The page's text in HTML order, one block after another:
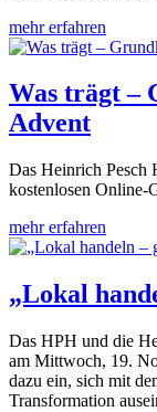
mehr erfahren
Was trägt –
Advent
Das Heinrich Pesch
kostenlosen Online-
mehr erfahren
„Lokal
Das HPH und die
am Mittwoch, 19.
dazu ein, sich mit
Transformation